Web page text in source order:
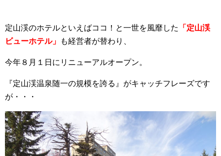
定山渓のホテルといえばココ！と一世を風靡した
「定山渓
ビューホテル」
も経営者が替わり、
今年８月１日にリニューアルオープン。
『定山渓温泉随一の規模を誇る』がキャッチフレーズです
が・・・